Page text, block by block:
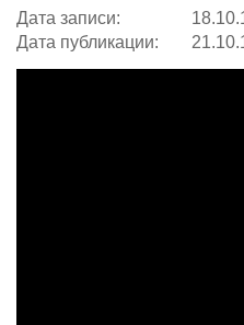
Дата записи:
Дата публикации: